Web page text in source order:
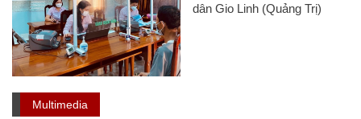
dân Gio Linh (Quảng Trị)
Multimedia